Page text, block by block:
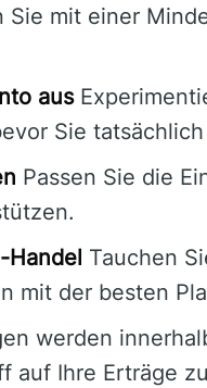
Sie mit einer
aus
Sie
Passen Sie die
Handel Tauchen
mit der besten
werden
auf Ihre Erträge